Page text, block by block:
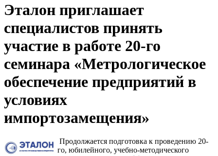
Эталон приглашает
специалистов принять
участие в работе 20-го
семинара «Метрологическое
обеспечение предприятий в
условиях
импортозамещения»
Продолжается подготовка к проведению 20-
го, юбилейного, учебно-методического